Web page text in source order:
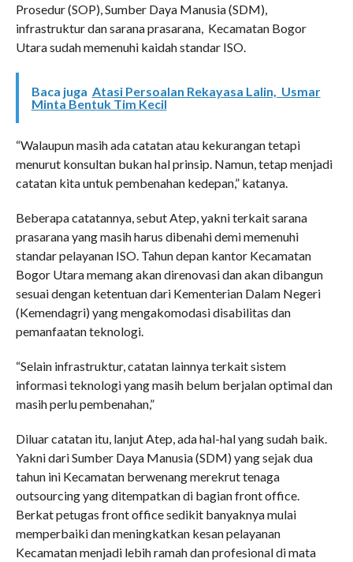
Prosedur (SOP), Sumber Daya Manusia (SDM),
infrastruktur dan sarana prasarana, Kecamatan Bogor
Utara sudah memenuhi kaidah standar ISO.
Baca juga Atasi Persoalan Rekayasa Lalin, Usmar
Minta Bentuk Tim Kecil
“Walaupun masih ada catatan atau kekurangan tetapi
menurut konsultan bukan hal prinsip. Namun, tetap menjadi
catatan kita untuk pembenahan kedepan,” katanya.
Beberapa catatannya, sebut Atep, yakni terkait sarana
prasarana yang masih harus dibenahi demi memenuhi
standar pelayanan ISO. Tahun depan kantor Kecamatan
Bogor Utara memang akan direnovasi dan akan dibangun
sesuai dengan ketentuan dari Kementerian Dalam Negeri
(Kemendagri) yang mengakomodasi disabilitas dan
pemanfaatan teknologi.
“Selain infrastruktur, catatan lainnya terkait sistem
informasi teknologi yang masih belum berjalan optimal dan
masih perlu pembenahan,”
Diluar catatan itu, lanjut Atep, ada hal-hal yang sudah baik.
Yakni dari Sumber Daya Manusia (SDM) yang sejak dua
tahun ini Kecamatan berwenang merekrut tenaga
outsourcing yang ditempatkan di bagian front office.
Berkat petugas front office sedikit banyaknya mulai
memperbaiki dan meningkatkan kesan pelayanan
Kecamatan menjadi lebih ramah dan profesional di mata